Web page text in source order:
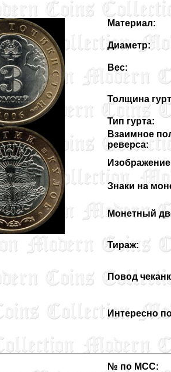
Материал:
Диаметр:
Вес:
Толщина
Тип гурта:
Взаимное
реверса:
Знаки на
Монетный
Тираж:
Повод
Интересно
№ по MCC: